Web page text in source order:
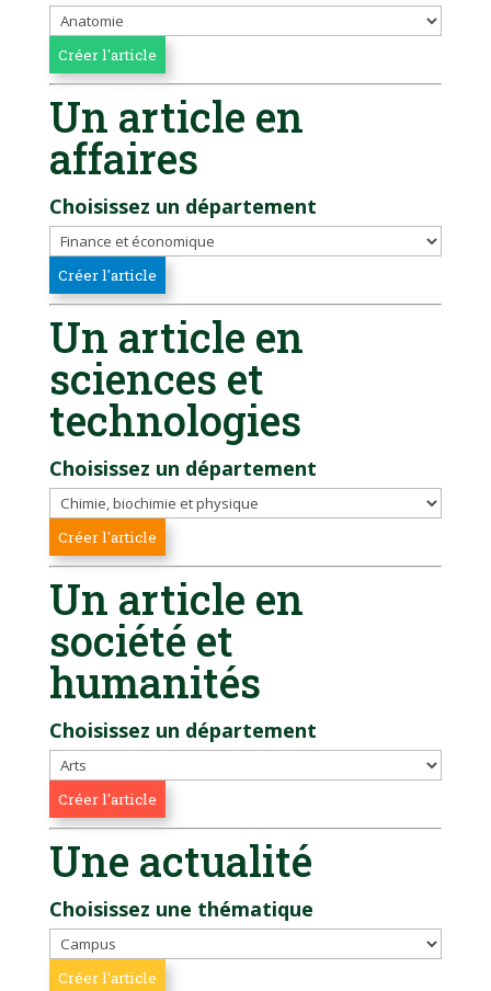
Un article en
affaires
Choisissez un département
Un article en
sciences et
technologies
Choisissez un département
Un article en
société et
humanités
Choisissez un département
Une actualité
Choisissez une thématique